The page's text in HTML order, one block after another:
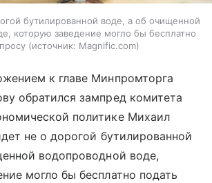
бутилированной воде, а об очищенной
которую заведение могло бы бесплатно
источник: Magnific.com
к главе Минпромторга
обратился зампред комитета
политике Михаил
не о дорогой бутилированной
водопроводной воде,
могло бы бесплатно подать